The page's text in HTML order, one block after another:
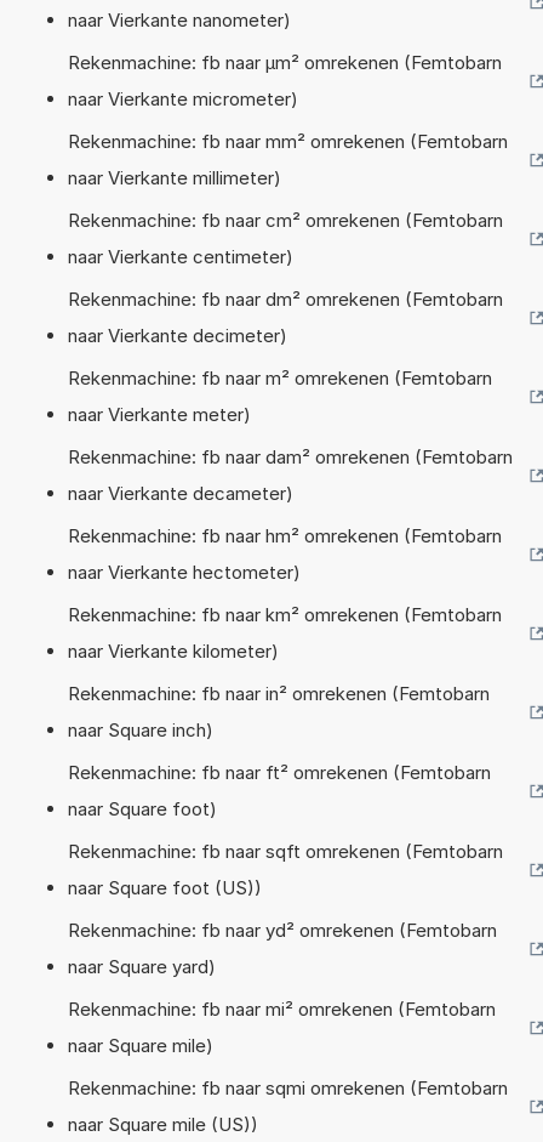
naar Vierkante nanometer)
Rekenmachine: fb naar µm² omrekenen (Femtobarn
naar Vierkante micrometer)
Rekenmachine: fb naar mm² omrekenen (Femtobarn
naar Vierkante millimeter)
Rekenmachine: fb naar cm² omrekenen (Femtobarn
naar Vierkante centimeter)
Rekenmachine: fb naar dm² omrekenen (Femtobarn
naar Vierkante decimeter)
Rekenmachine: fb naar m² omrekenen (Femtobarn
naar Vierkante meter)
Rekenmachine: fb naar dam² omrekenen (Femtobarn
naar Vierkante decameter)
Rekenmachine: fb naar hm² omrekenen (Femtobarn
naar Vierkante hectometer)
Rekenmachine: fb naar km² omrekenen (Femtobarn
naar Vierkante kilometer)
Rekenmachine: fb naar in² omrekenen (Femtobarn
naar Square inch)
Rekenmachine: fb naar ft² omrekenen (Femtobarn
naar Square foot)
Rekenmachine: fb naar sqft omrekenen (Femtobarn
naar Square foot (US))
Rekenmachine: fb naar yd² omrekenen (Femtobarn
naar Square yard)
Rekenmachine: fb naar mi² omrekenen (Femtobarn
naar Square mile)
Rekenmachine: fb naar sqmi omrekenen (Femtobarn
naar Square mile (US))